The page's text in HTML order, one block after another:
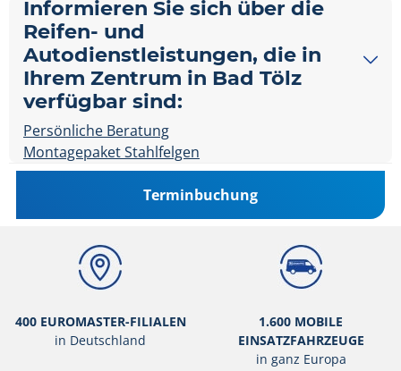
Informieren Sie sich über die
Reifen- und
Autodienstleistungen, die in
Ihrem Zentrum in Bad Tölz
verfügbar sind:
Persönliche Beratung
Montagepaket Stahlfelgen
Terminbuchung
400 EUROMASTER-FILIALEN
in Deutschland
1.600 MOBILE
EINSATZFAHRZEUGE
in ganz Europa